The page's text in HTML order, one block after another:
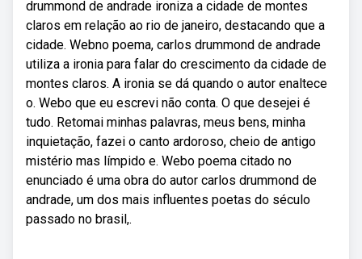
drummond de andrade ironiza a cidade de montes
claros em relação ao rio de janeiro, destacando que a
cidade. Webno poema, carlos drummond de andrade
utiliza a ironia para falar do crescimento da cidade de
montes claros. A ironia se dá quando o autor enaltece
o. Webo que eu escrevi não conta. O que desejei é
tudo. Retomai minhas palavras, meus bens, minha
inquietação, fazei o canto ardoroso, cheio de antigo
mistério mas límpido e. Webo poema citado no
enunciado é uma obra do autor carlos drummond de
andrade, um dos mais influentes poetas do século
passado no brasil,.